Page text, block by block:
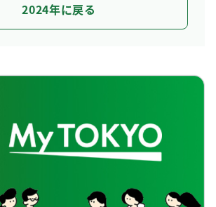
2024年に戻る